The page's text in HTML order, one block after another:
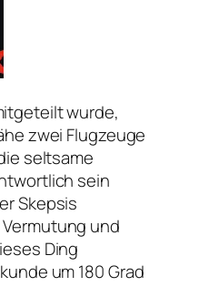
wurde,
zwei Flugzeuge
seltsame
sein
Skepsis
und
Ding
um 180 Grad